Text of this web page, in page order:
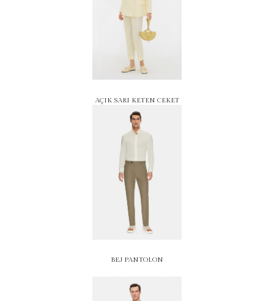
AÇIK SARI KETEN CEKET
BEJ PANTOLON